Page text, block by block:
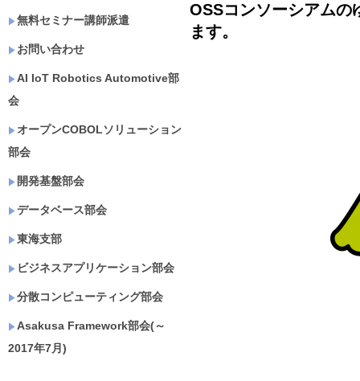
無料セミナー講師派遣
お問い合わせ
AI IoT Robotics Automotive部
会
オープンCOBOLソリューション
部会
開発基盤部会
データベース部会
東海支部
ビジネスアプリケーション部会
分散コンピューティング部会
Asakusa Framework部会(～
2017年7月)
OSSコンソーシアムの
ます。